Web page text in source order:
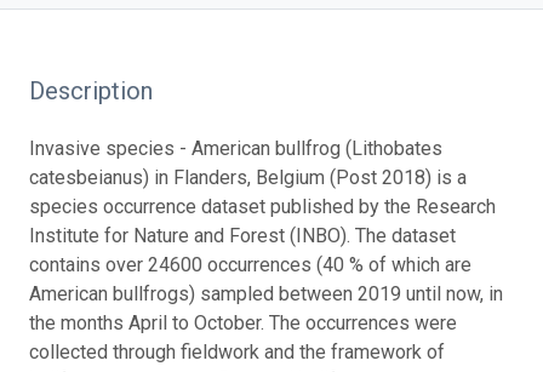
Description
Invasive species - American bullfrog (Lithobates
catesbeianus) in Flanders, Belgium (Post 2018) is a
species occurrence dataset published by the Research
Institute for Nature and Forest (INBO). The dataset
contains over 24600 occurrences (40 % of which are
American bullfrogs) sampled between 2019 until now, in
the months April to October. The occurrences were
collected through fieldwork and the framework of